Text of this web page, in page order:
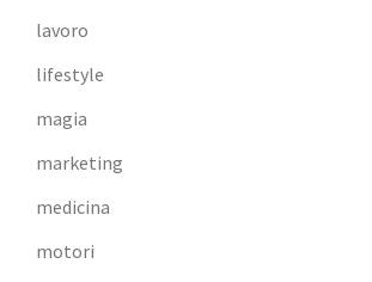
lavoro
lifestyle
magia
marketing
medicina
motori